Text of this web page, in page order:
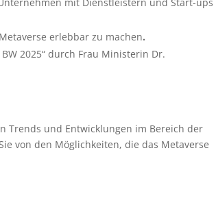
mit Dienstleistern und Start-ups
erlebbar zu machen.
2025“ durch Frau Ministerin Dr.
Trends und Entwicklungen im Bereich der
von den Möglichkeiten, die das Metaverse